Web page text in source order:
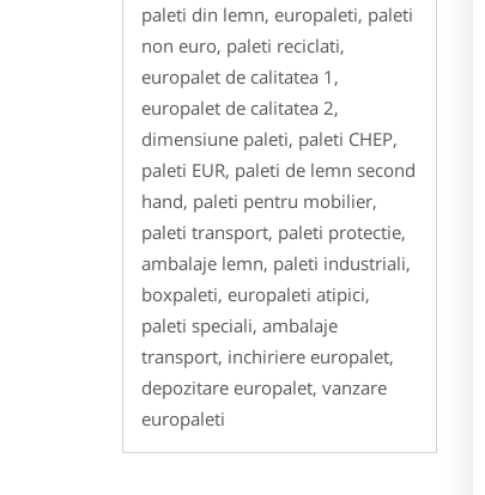
paleti din lemn, europaleti, paleti
non euro, paleti reciclati,
europalet de calitatea 1,
europalet de calitatea 2,
dimensiune paleti, paleti CHEP,
paleti EUR, paleti de lemn second
hand, paleti pentru mobilier,
paleti transport, paleti protectie,
ambalaje lemn, paleti industriali,
boxpaleti, europaleti atipici,
paleti speciali, ambalaje
transport, inchiriere europalet,
depozitare europalet, vanzare
europaleti